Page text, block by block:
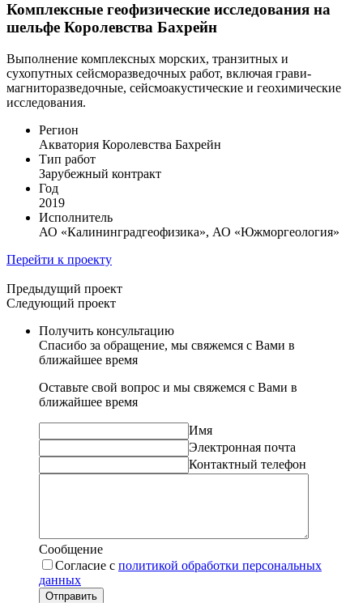
Комплексные геофизические исследования на
шельфе Королевства Бахрейн
Выполнение комплексных морских, транзитных и
сухопутных сейсморазведочных работ, включая грави-
магниторазведочные, сейсмоакустические и геохимические
исследования.
Регион
Акватория Королевства Бахрейн
Тип работ
Зарубежный контракт
Год
2019
Исполнитель
АО «Калининградгеофизика», АО «Южморгеология»
Перейти к проекту
Предыдущий проект
Следующий проект
Получить консультацию
Спасибо за обращение, мы свяжемся с Вами в
ближайшее время
Оставьте свой вопрос и мы свяжемся с Вами в
ближайшее время
Имя
Электронная почта
Контактный телефон
Сообщение
Согласие с политикой обработки персональных
данных
Отправить